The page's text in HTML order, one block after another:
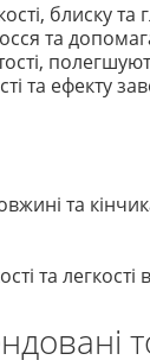
блиску та
та
та ефекту
та
та легкості